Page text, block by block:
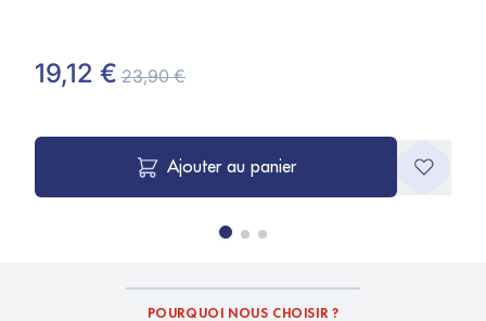
19,12 € 23,90 €
Ajouter au panier
POURQUOI NOUS CHOISIR ?